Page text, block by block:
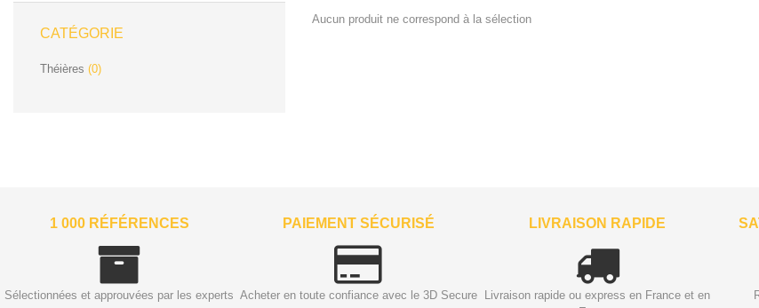
Aucun produit ne correspond à la sélection
CATÉGORIE
Théières (0)
1 000 RÉFÉRENCES
Sélectionnées et approuvées par les experts
PAIEMENT SÉCURISÉ
Acheter en toute confiance avec le 3D Secure
LIVRAISON RAPIDE
Livraison rapide ou express en France et en